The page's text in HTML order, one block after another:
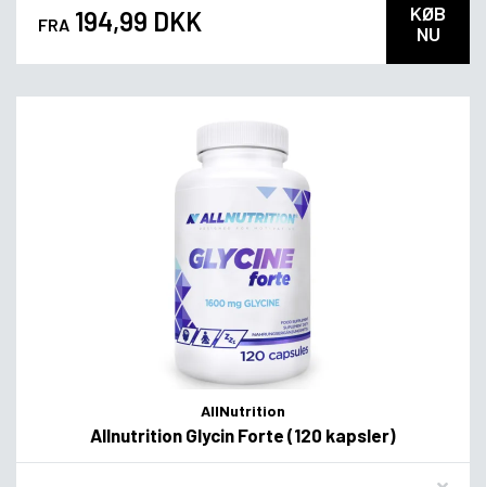
FRA 194,99 DKK
KØB
NU
AllNutrition
Allnutrition Glycin Forte (120 kapsler)